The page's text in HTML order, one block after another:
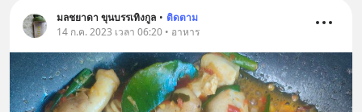
มลชยาดา ขุนบรรเทิงกูล • ติดตาม
14 ก.ค. 2023 เวลา 06:20 • อาหาร